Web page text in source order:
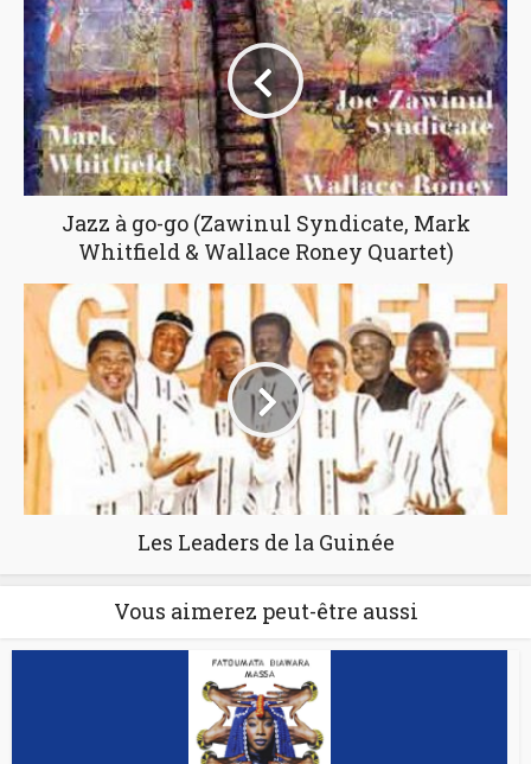
Jazz à go-go (Zawinul Syndicate, Mark
Whitfield & Wallace Roney Quartet)
Les Leaders de la Guinée
Vous aimerez peut-être aussi